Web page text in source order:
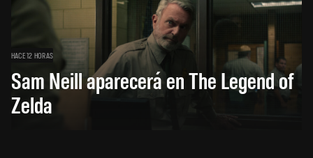
HACE 12 HORAS
Sam Neill aparecerá en The Legend of
Zelda